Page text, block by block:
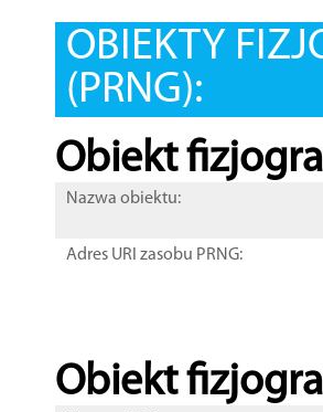
OBIEKTY
(PRNG):
Obiekt
Nazwa obiektu:
Adres URI zasobu PRNG:
Obiekt